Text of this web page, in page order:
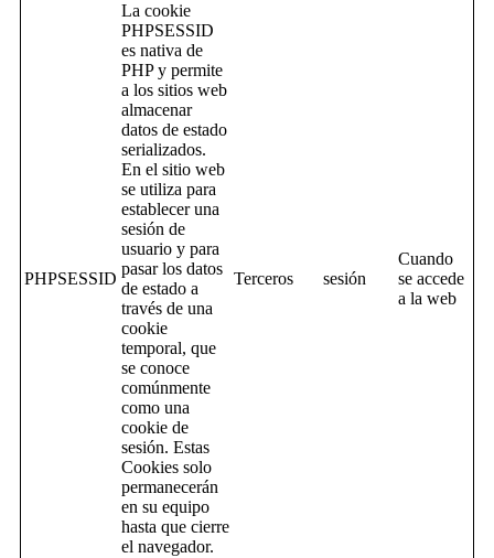
PHPSESSID
La cookie
PHPSESSID
es nativa de
PHP y permite
a los sitios web
almacenar
datos de estado
serializados.
En el sitio web
se utiliza para
establecer una
sesión de
usuario y para
pasar los datos
de estado a
través de una
cookie
temporal, que
se conoce
comúnmente
como una
cookie de
sesión. Estas
Cookies solo
permanecerán
en su equipo
hasta que cierre
el navegador.
Terceros sesión
Cuando
se accede
a la web